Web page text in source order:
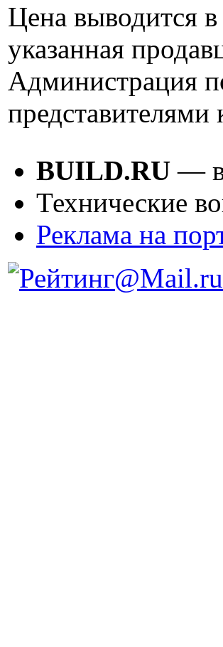
Цена выводится
указанная
Администрация
BUILD.RU —
Технические
Реклама на